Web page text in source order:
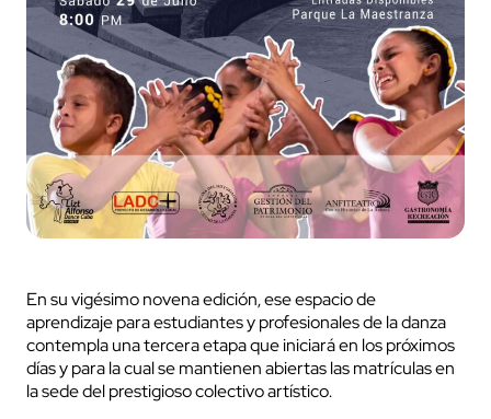
En su vigésimo novena edición, ese espacio de
aprendizaje para estudiantes y profesionales de la danza
contempla una tercera etapa que iniciará en los próximos
días y para la cual se mantienen abiertas las matrículas en
la sede del prestigioso colectivo artístico.